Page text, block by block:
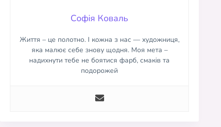
Софія Коваль
Життя – це полотно. І кожна з нас — художниця,
яка малює себе знову щодня. Моя мета –
надихнути тебе не боятися фарб, смаків та
подорожей